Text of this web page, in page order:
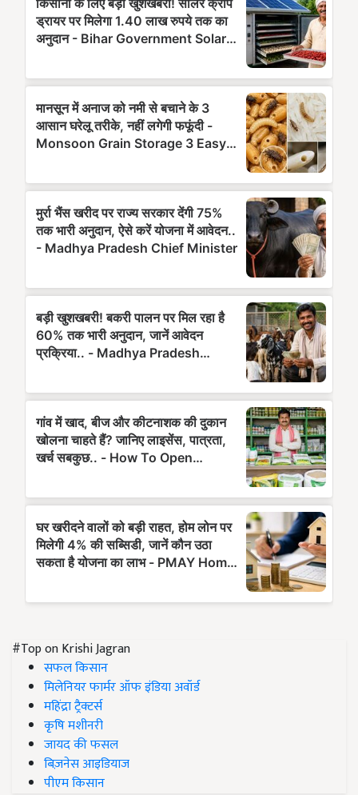
#Top on Krishi Jagran
सफल किसान
मिलेनियर फार्मर ऑफ इंडिया अवॉर्ड
महिंद्रा ट्रैक्टर्स
कृषि मशीनरी
जायद की फसल
बिज़नेस आइडियाज
पीएम किसान